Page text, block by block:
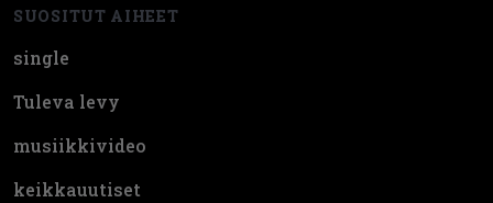
SUOSITUT AIHEET
single
Tuleva levy
musiikkivideo
keikkauutiset